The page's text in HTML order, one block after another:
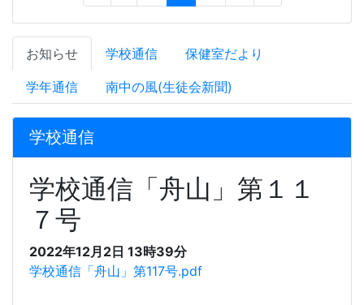
お知らせ 学校通信 保健室だより
学年通信 南中の風(生徒会新聞)
学校通信
学校通信「舟山」第１１
７号
2022年12月2日 13時39分
学校通信「舟山」第117号.pdf